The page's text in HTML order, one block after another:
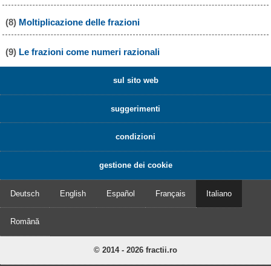
(8) Moltiplicazione delle frazioni
(9) Le frazioni come numeri razionali
sul sito web
suggerimenti
condizioni
gestione dei cookie
Deutsch English Español Français Italiano
Română
© 2014 - 2026 fractii.ro